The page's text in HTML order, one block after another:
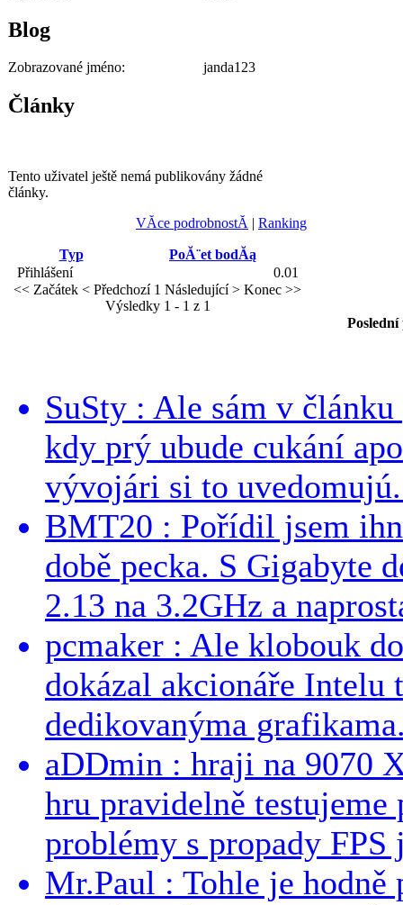
Blog
Zobrazované jméno: janda123
Články
Tento uživatel ještě nemá publikovány žádné
články.
VĂ­ce podrobnostĂ­ | Ranking
Typ
PoĂ¨et bodĂą
Přihlášení
0.01
<< Začátek < Předchozí 1 Následující > Konec >>
Výsledky 1 - 1 z 1
SuSty : Ale sám v
kdy prý ubude cukání
vývojári si to
BMT20 : Pořídil jsem
době pecka. S Gigabyte
2.13 na 3.2GHz a
pcmaker : Ale klobouk
dokázal akcionáře Intelu
dedikovanýma
aDDmin : hraji na 9070
hru pravidelně testujeme
problémy s propady FPS
Mr.Paul : Tohle je hodně